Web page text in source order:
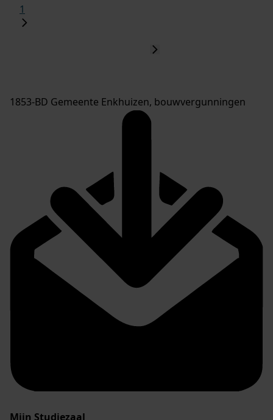
1
1853-BD Gemeente Enkhuizen, bouwvergunningen
Mijn Studiezaal